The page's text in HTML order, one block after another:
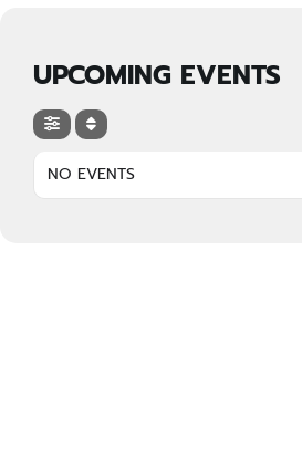
UPCOMING EVENTS
NO EVENTS